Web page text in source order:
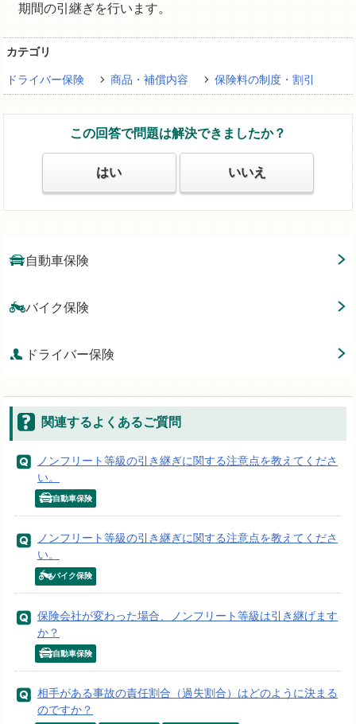
期間の引継ぎを行います。
カテゴリ
ドライバー保険 商品・補償内容 保険料の制度・割引
この回答で問題は解決できましたか？
はい いいえ
自動車保険
バイク保険
ドライバー保険
関連するよくあるご質問
ノンフリート等級の引き継ぎに関する注意点を教えてくださ
い。
自動車保険
ノンフリート等級の引き継ぎに関する注意点を教えてくださ
い。
バイク保険
保険会社が変わった場合、ノンフリート等級は引き継げます
か？
自動車保険
相手がある事故の責任割合（過失割合）はどのように決まる
のですか？